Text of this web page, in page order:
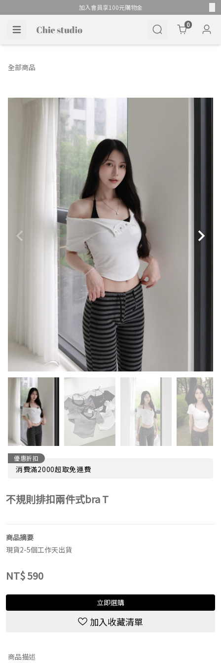
加入會員享100元購物金
Cart0
全部商品
優惠折扣
消費滿2000超取免運費
不規則排扣兩件式bra T
商品摘要
現貨2-5個工作天出貨
NT$590
立即選購
加入收藏清單
商品描述